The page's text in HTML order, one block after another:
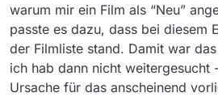
warum mir ein Film als “Neu”
passte es dazu, dass bei diesem
der Filmliste stand. Damit war
ich hab dann nicht weitergesucht
Ursache für das anscheinend